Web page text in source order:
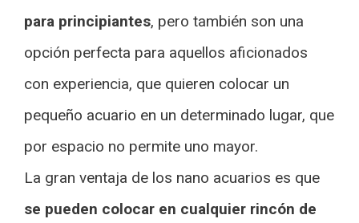
para principiantes, pero también son una
opción perfecta para aquellos aficionados
con experiencia, que quieren colocar un
pequeño acuario en un determinado lugar, que
por espacio no permite uno mayor.
La gran ventaja de los nano acuarios es que
se pueden colocar en cualquier rincón de